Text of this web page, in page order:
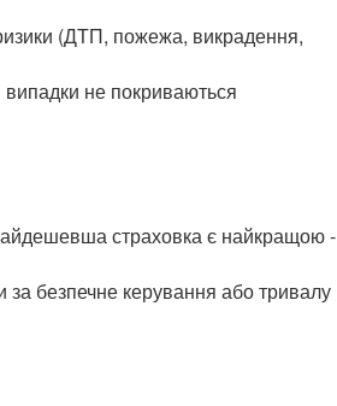
(ДТП, пожежа, викрадення,
не покриваються
страховка є найкращою -
за безпечне керування або тривалу